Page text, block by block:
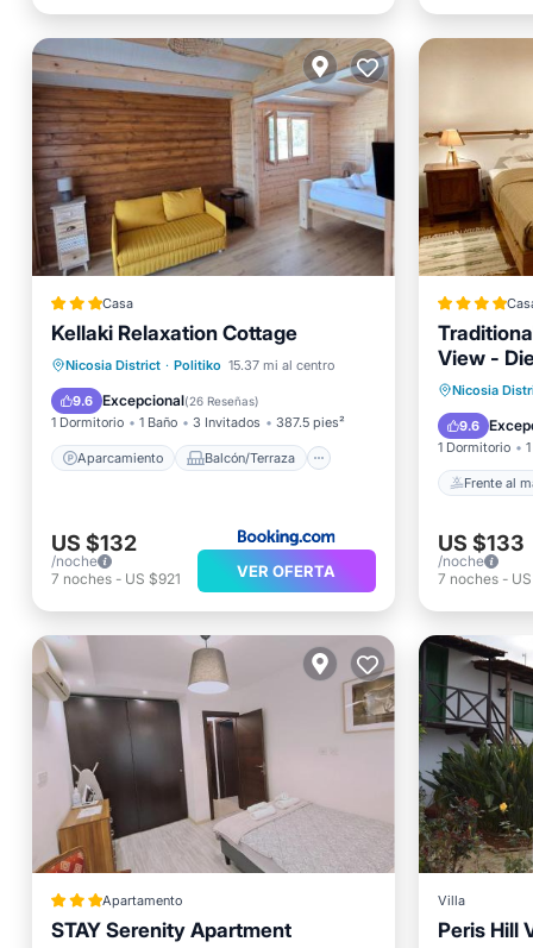
Casa
Kellaki Relaxation Cottage
Nicosia District · Politiko 15.37 mi al centro
9.6 Excepcional(26 Reseñas)
1 Dormitorio 1 Baño 3 Invitados 387.5 pies²
Aparcamiento Balcón/Terraza
Aparcamiento
Balcón/Terraza
Vistas
Internet
US $132
/noche
7 noches - US $921 VER OFERTA
View -
Nicosia
9.6
1 Dormitorio
Frente al
Frente
Vista
US $133
/noche
7 noches-
Apartamento
STAY Serenity Apartment
Villa
Peris Hill